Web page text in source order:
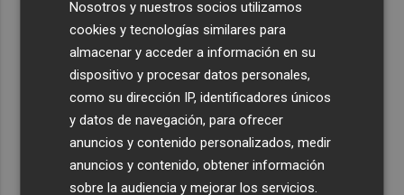
Nosotros y nuestros socios utilizamos
cookies y tecnologías similares para
almacenar y acceder a información en su
dispositivo y procesar datos personales,
como su dirección IP, identificadores únicos
y datos de navegación, para ofrecer
anuncios y contenido personalizados, medir
anuncios y contenido, obtener información
sobre la audiencia y mejorar los servicios.